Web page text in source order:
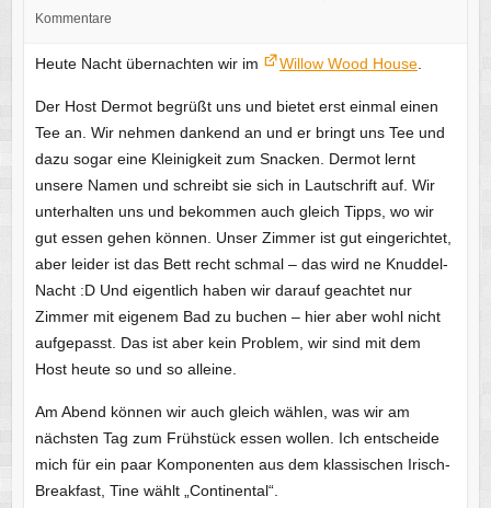
Kommentare
Heute Nacht übernachten wir im Willow Wood House.
Der Host Dermot begrüßt uns und bietet erst einmal einen
Tee an. Wir nehmen dankend an und er bringt uns Tee und
dazu sogar eine Kleinigkeit zum Snacken. Dermot lernt
unsere Namen und schreibt sie sich in Lautschrift auf. Wir
unterhalten uns und bekommen auch gleich Tipps, wo wir
gut essen gehen können. Unser Zimmer ist gut eingerichtet,
aber leider ist das Bett recht schmal – das wird ne Knuddel-
Nacht :D Und eigentlich haben wir darauf geachtet nur
Zimmer mit eigenem Bad zu buchen – hier aber wohl nicht
aufgepasst. Das ist aber kein Problem, wir sind mit dem
Host heute so und so alleine.
Am Abend können wir auch gleich wählen, was wir am
nächsten Tag zum Frühstück essen wollen. Ich entscheide
mich für ein paar Komponenten aus dem klassischen Irisch-
Breakfast, Tine wählt „Continental“.